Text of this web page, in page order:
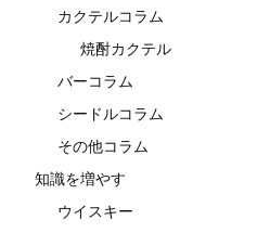
カクテルコラム
焼酎カクテル
バーコラム
シードルコラム
その他コラム
知識を増やす
ウイスキー